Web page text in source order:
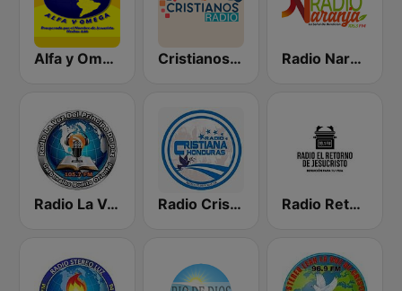
Alfa y Omega en Vivo Cristianos Radio Radio Naranja Sonaguera
Radio La Voz Del Principe De Paz Hn Radio Cristiana Honduras Radio Retorno De Jesucristo